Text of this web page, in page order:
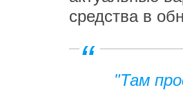
средства в
"Там